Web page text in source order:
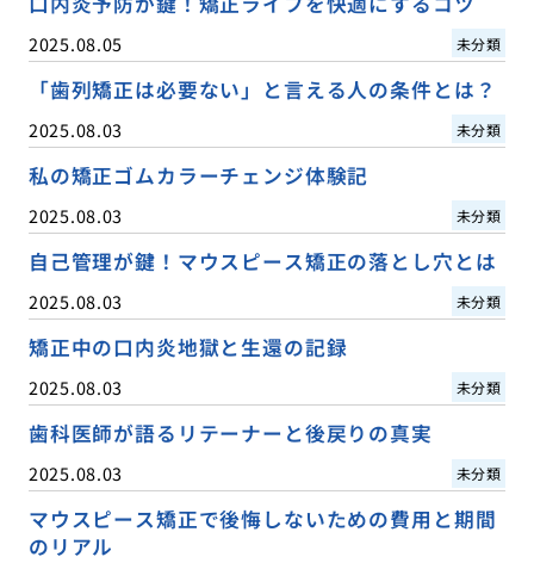
2025.08.05 未分類
「歯列矯正は必要ない」と言える人の条件とは？
2025.08.03 未分類
私の矯正ゴムカラーチェンジ体験記
2025.08.03 未分類
自己管理が鍵！マウスピース矯正の落とし穴とは
2025.08.03 未分類
矯正中の口内炎地獄と生還の記録
2025.08.03 未分類
歯科医師が語るリテーナーと後戻りの真実
2025.08.03 未分類
マウスピース矯正で後悔しないための費用と期間
のリアル